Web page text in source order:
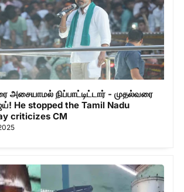
அசையாமல் நிப்பாட்டிட்டார் - முதல்வரை
He stopped the Tamil Nadu
criticizes CM